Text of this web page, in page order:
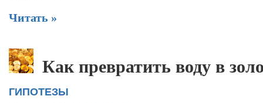
Читать »
Как превратить воду в
ГИПОТЕЗЫ